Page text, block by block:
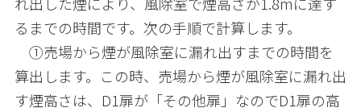
るまでの時間です。次の手順で計算します。
①売場から煙が風除室に漏れ出すまでの時間を
算出します。この時、売場から煙が風除室に漏れ出
す煙高さは、 D1扉が「その他扉」なのでD1扉の高